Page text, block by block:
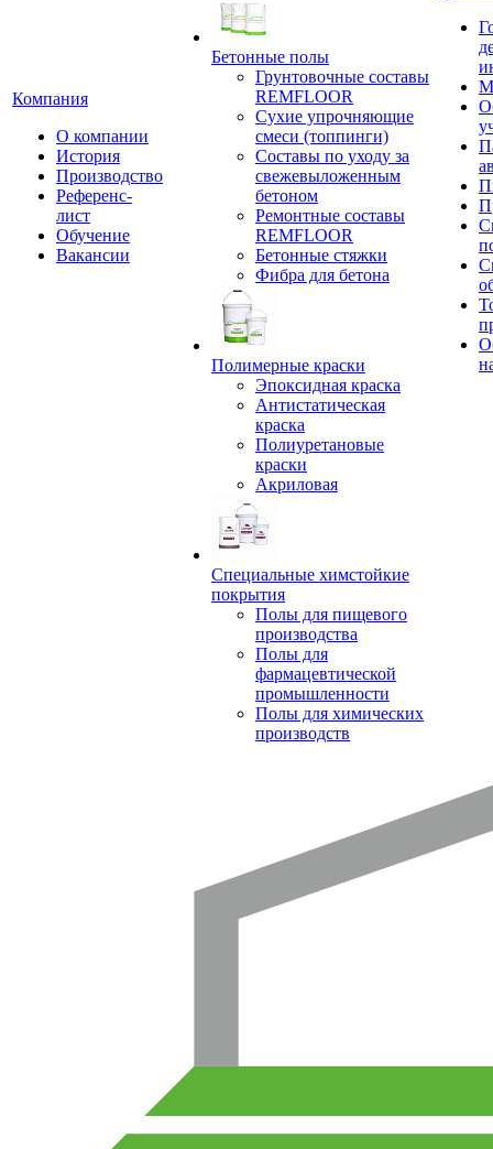
Компания
О компании
История
Производство
Референс-
лист
Обучение
Вакансии
Бетонные полы
Грунтовочные составы
REMFLOOR
Сухие упрочняющие
смеси (топпинги)
Составы по уходу за
свежевыложенным
бетоном
Ремонтные составы
REMFLOOR
Бетонные стяжки
Фибра для бетона
Полимерные краски
Эпоксидная краска
Антистатическая
краска
Полиуретановые
краски
Акриловая
Специальные химстойкие
покрытия
Полы для пищевого
производства
Полы для
фармацевтической
промышленности
Полы для химических
производств